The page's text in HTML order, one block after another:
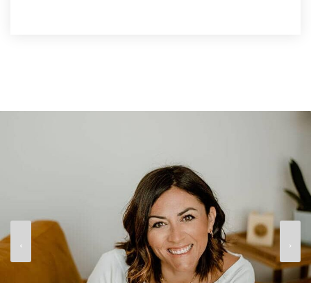
‹
›